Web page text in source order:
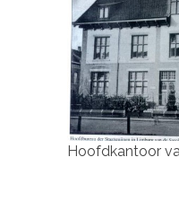
Hoofdkantoor